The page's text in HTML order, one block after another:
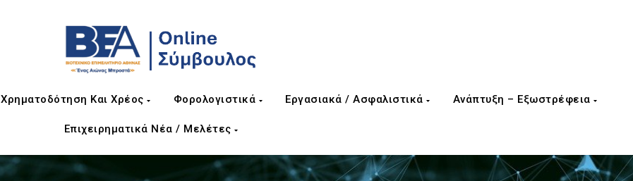
Χρηματοδότηση Και Χρέος Φορολογιστικά Εργασιακά / Ασφαλιστικά Ανάπτυξη – Εξωστρέφεια
Επιχειρηματικά Νέα / Μελέτες